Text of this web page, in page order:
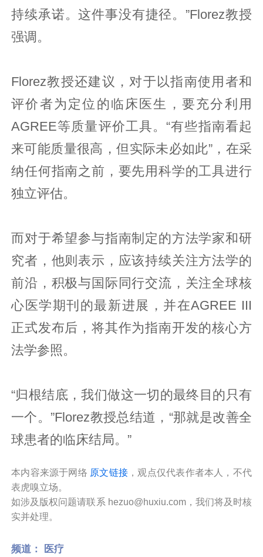
持续承诺。这件事没有捷径。”Florez教授
强调。
Florez教授还建议，对于以指南使用者和
评价者为定位的临床医生，要充分利用
AGREE等质量评价工具。“有些指南看起
来可能质量很高，但实际未必如此”，在采
纳任何指南之前，要先用科学的工具进行
独立评估。
而对于希望参与指南制定的方法学家和研
究者，他则表示，应该持续关注方法学的
前沿，积极与国际同行交流，关注全球核
心医学期刊的最新进展，并在AGREE III
正式发布后，将其作为指南开发的核心方
法学参照。
“归根结底，我们做这一切的最终目的只有
一个。”Florez教授总结道，“那就是改善全
球患者的临床结局。”
本内容来源于网络 原文链接 ，观点仅代表作者本人，不代
表虎嗅立场。
如涉及版权问题请联系 hezuo@huxiu.com，我们将及时核
实并处理。
频道： 医疗